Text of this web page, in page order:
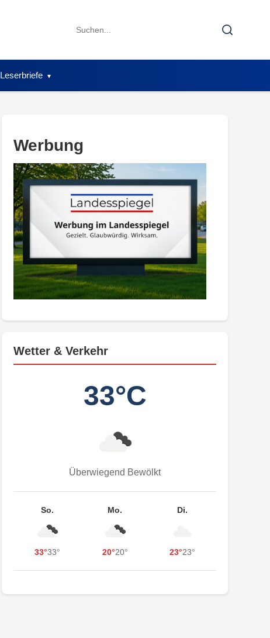
Search
Search
Leserbriefe
Werbung
Wetter & Verkehr
33°C
Überwiegend Bewölkt
So.
33°33°
Mo.
20°20°
Di.
23°23°